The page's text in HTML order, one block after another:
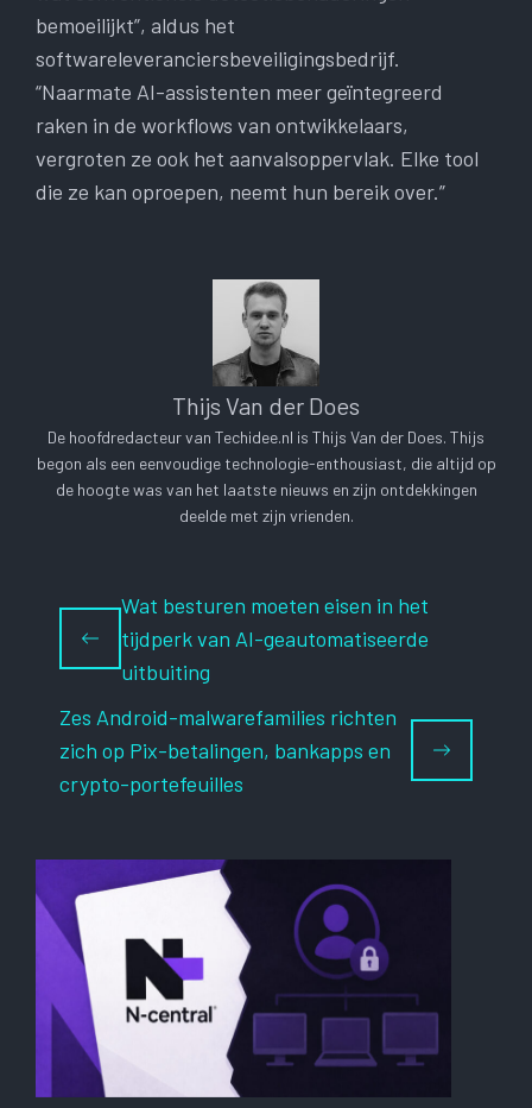
bemoeilijkt”, aldus het
softwareleveranciersbeveiligingsbedrijf.
“Naarmate AI-assistenten meer geïntegreerd
raken in de workflows van ontwikkelaars,
vergroten ze ook het aanvalsoppervlak. Elke tool
die ze kan oproepen, neemt hun bereik over.”
Thijs Van der Does
De hoofdredacteur van Techidee.nl is Thijs Van der Does. Thijs
begon als een eenvoudige technologie-enthousiast, die altijd op
de hoogte was van het laatste nieuws en zijn ontdekkingen
deelde met zijn vrienden.
Wat besturen moeten eisen in het
tijdperk van AI-geautomatiseerde
uitbuiting
Zes Android-malwarefamilies richten
zich op Pix-betalingen, bankapps en
crypto-portefeuilles